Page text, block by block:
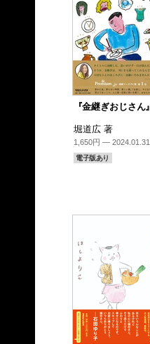
『金継ぎおじさん』
堀道広 著
1,650円 — 2024.01.31
電子版あり